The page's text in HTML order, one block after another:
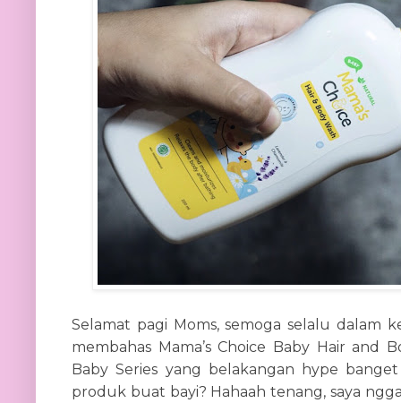
Selamat pagi Moms, semoga selalu dalam
membahas Mama’s Choice Baby Hair and
Baby Series yang belakangan hype
produk buat bayi? Hahaah tenang, saya